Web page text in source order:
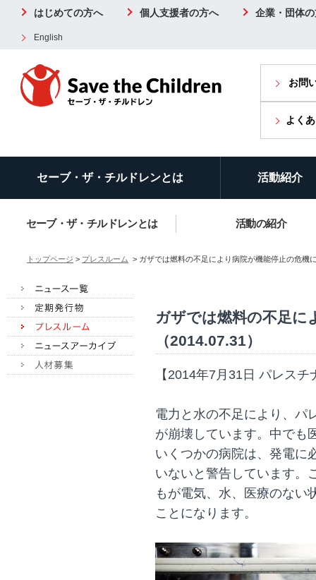
はじめての方へ 個人支援者の方へ 企業・団体
English
お問
よく
セーブ・ザ・チルドレンとは 活動紹介
セーブ・ザ・チルドレンとは 活動の紹介
トップページ > プレスルーム > ガザでは燃料の不足により病院が機能停止の危機
ガザでは燃料の不足に
（2014.07.31）
【2014年7月31日 パレス
電力と水の不足により、パ
が崩壊しています。中でも
いくつかの病院は、発電に
いないと警告しています。
もが電気、水、医療のない
ことになります。